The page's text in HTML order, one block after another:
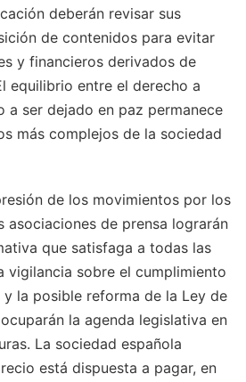
deberán revisar sus
de contenidos para evitar
y financieros derivados de
equilibrio entre el derecho a
a ser dejado en paz permanece
más complejos de la sociedad
de los movimientos por los
asociaciones de prensa lograrán
que satisfaga a todas las
vigilancia sobre el cumplimiento
la posible reforma de la Ley de
la agenda legislativa en
La sociedad española
está dispuesta a pagar, en